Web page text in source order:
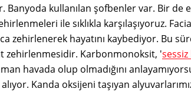
Banyoda kullanılan şofbenler var. Bir de
ile sıklıkla karşılaşıyoruz.
zehirlenerek hayatını kaybediyor. Bu
zehirlenmesidir. Karbonmonoksit, '
havada olup olmadığını
alıyor. Kanda oksijeni taşıyan